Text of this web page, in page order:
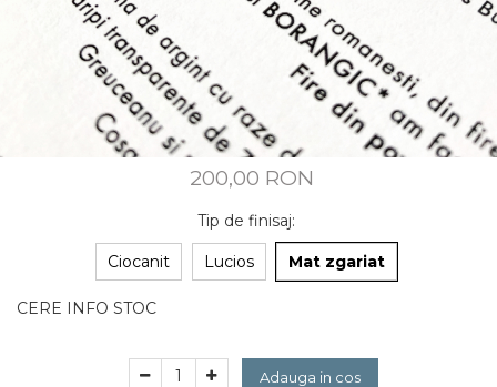
CUSTOM MADE
Animal Instinct
AN-TAN-TICHITAN
200,00 RON
Tip de finisaj:
Ciocanit Lucios Mat zgariat
CERE INFO STOC
Adauga in cos